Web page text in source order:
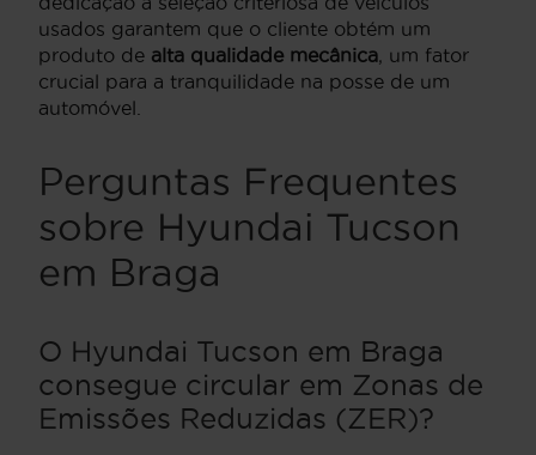
usados garantem que o cliente obtém um
produto de alta qualidade mecânica, um fator
crucial para a tranquilidade na posse de um
automóvel.
Perguntas Frequentes
sobre Hyundai Tucson
em Braga
O Hyundai Tucson em Braga
consegue circular em Zonas de
Emissões Reduzidas (ZER)?